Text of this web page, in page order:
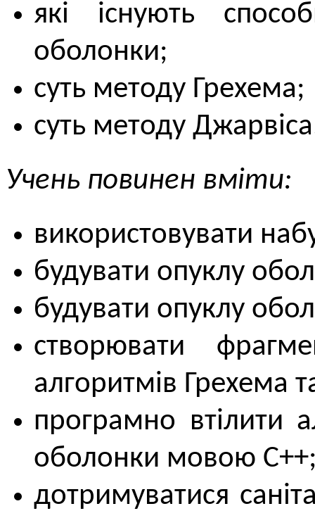
які існують
оболонки;
суть методу Грехема;
суть методу
Учень повинен вміти:
використовувати
будувати опуклу
будувати опуклу
створювати
алгоритмів Грехема
програмно втілити
оболонки мовою
дотримуватися